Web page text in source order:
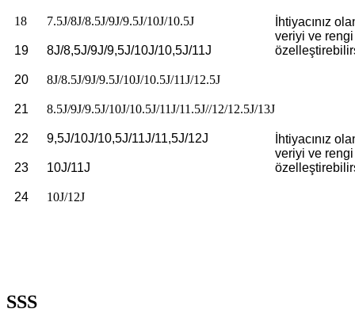
İhtiyacınız
veriyi ve rengi
18 7.5J/8J/8.5J/9J/9.5J/10J/10.5J
19 8J/8,5J/9J/9,5J/10J/10,5J/11J
20 8J/8.5J/9J/9.5J/10J/10.5J/11J/12.5J
21 8.5J/9J/9.5J/10J/10.5J/11J/11.5J//12/12.5J/13J
İhtiyacınız
veriyi ve rengi
22 9,5J/10J/10,5J/11J/11,5J/12J
23 10J/11J
24 10J/12J
SSS